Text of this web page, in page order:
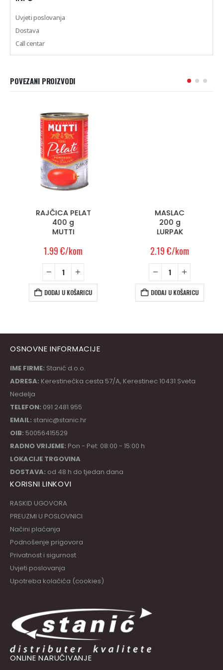
Uvjeti poslovanja
Dostava
Call centar
POVEZANI PROIZVODI
RAJČICA PELAT
400 g
MUTTI
1.99€/kom
DODAJ U KOŠARICU
MASLAC
200 g
LURPAK
2.19€/kom
DODAJ U KOŠARICU
OSNOVNE INFORMACIJE
IME FIRME: Stanić d.o.o.
ADRESA: Kerestinečka cesta 57/A, Kerestinec 10431 Sveta
Nedelja
TELEFON: 091 2481 955
EMAIL: stanic@stanic.hr
OIB: 50056415529
RADNO VRIJEME: Pon - Pet: 08:00 - 15:00 h
LOKACIJE TRGOVINA
DOSTAVA: od 48 h do tjedan dana
KORISNI LINKOVI
RASKID UGOVORA
PREUZMI U POSLOVNICI
Načini plaćanja
Podnošenje prigovora
Privatnost i sigurnost
Uvjeti poslovanja
Upotreba kolačića (cookies)
ONLINE NARUČIVANJE